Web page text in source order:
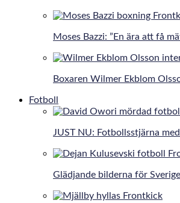
Moses Bazzi: ”En ära att få
Boxaren Wilmer Ekblom
Fotboll
JUST NU: Fotbollsstjärna
Glädjande bilderna för